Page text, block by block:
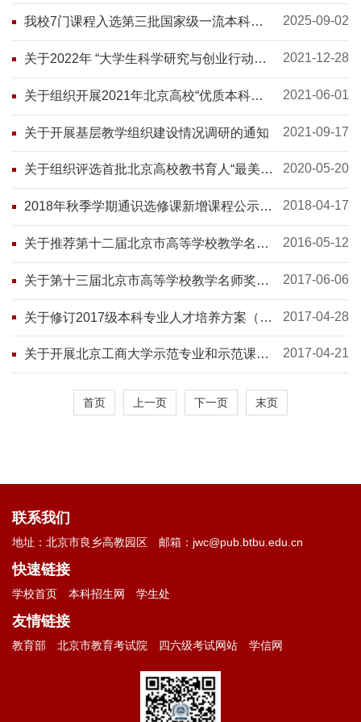
我校7门课程入选第三批国家级一流本科课
程
2025-09-02
关于2022年 “大学生科学研究与创业行动计
划”网上申报的通知
2021-12-28
关于组织开展2021年北京高校“优质本科教
材课件”建设工作的通知
2021-06-01
关于开展基层教学组织建设情况调研的通知 2021-09-17
关于组织评选首批北京高校教书育人“最美课
堂”的通知
2020-05-20
2018年秋季学期通识选修课新增课程公示名
单
2018-04-17
关于推荐第十二届北京市高等学校教学名师
奖候选人工作的通知
2016-05-12
关于第十三届北京市高等学校教学名师奖暨
首届青年教学名师奖拟入选人员的公示
2017-06-06
关于修订2017级本科专业人才培养方案（教
学计划）的通知
2017-04-28
关于开展北京工商大学示范专业和示范课程
结题验收工作的通知
2017-04-21
首页 上一页 下一页 末页
联系我们
地址：北京市良乡高教园区 邮箱：jwc@pub.btbu.edu.cn
快速链接
学校首页 本科招生网 学生处
友情链接
教育部 北京市教育考试院 四六级考试网站 学信网